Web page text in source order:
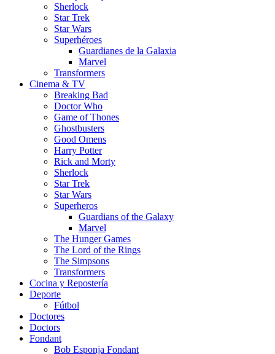
Sherlock
Star Trek
Star Wars
Superhéroes
Guardianes de la Galaxia
Marvel
Transformers
Cinema & TV
Breaking Bad
Doctor Who
Game of Thones
Ghostbusters
Good Omens
Harry Potter
Rick and Morty
Sherlock
Star Trek
Star Wars
Superheros
Guardians of the Galaxy
Marvel
The Hunger Games
The Lord of the Rings
The Simpsons
Transformers
Cocina y Repostería
Deporte
Fútbol
Doctores
Doctors
Fondant
Bob Esponja Fondant